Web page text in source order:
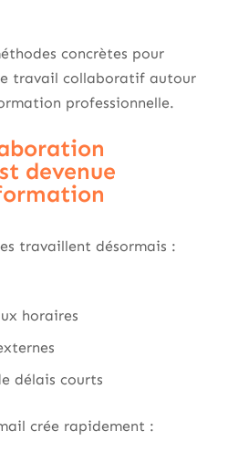
concrètes pour
travail collaboratif autour
professionnelle.
devenue
travaillent désormais :
horaires
délais courts
crée rapidement :